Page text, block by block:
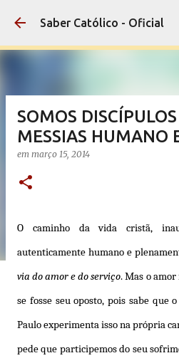
Pular para o
Saber Católico - Oficial
SOMOS
MESSIAS HUMANO
em março 15, 2014
O caminho da vida cristã,
autenticamente humano e
via do amor e do serviço. Mas o
se fosse seu oposto, pois sabe que
Paulo experimenta isso na própria
pede que participemos do seu